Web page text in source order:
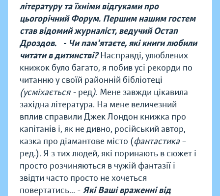
літературу та їхніми відгуками про
цьогорічний Форум. Першим нашим гостем
став відомий журналіст, ведучий Остап
Дроздов.
- Чи пам'ятаєте, які книги любили
читати в дитинстві?Насправді, улюблених
книжок було багато, я побив усі рекорди по
читанню у своїй районній бібліотеці
(усміхається - ред). Мене завжди цікавила
західна література. На мене величезний
вплив справили Джек Лондон книжка про
капітанів і, як не дивно, російський автор,
казка про діамантове місто (фантастика–
ред.). Я з тих людей, які поринають в сюжет і
просто розчиняються в чужій фантазії і
звідти часто просто не хочеться
повертатись... - Які Ваші враженні від